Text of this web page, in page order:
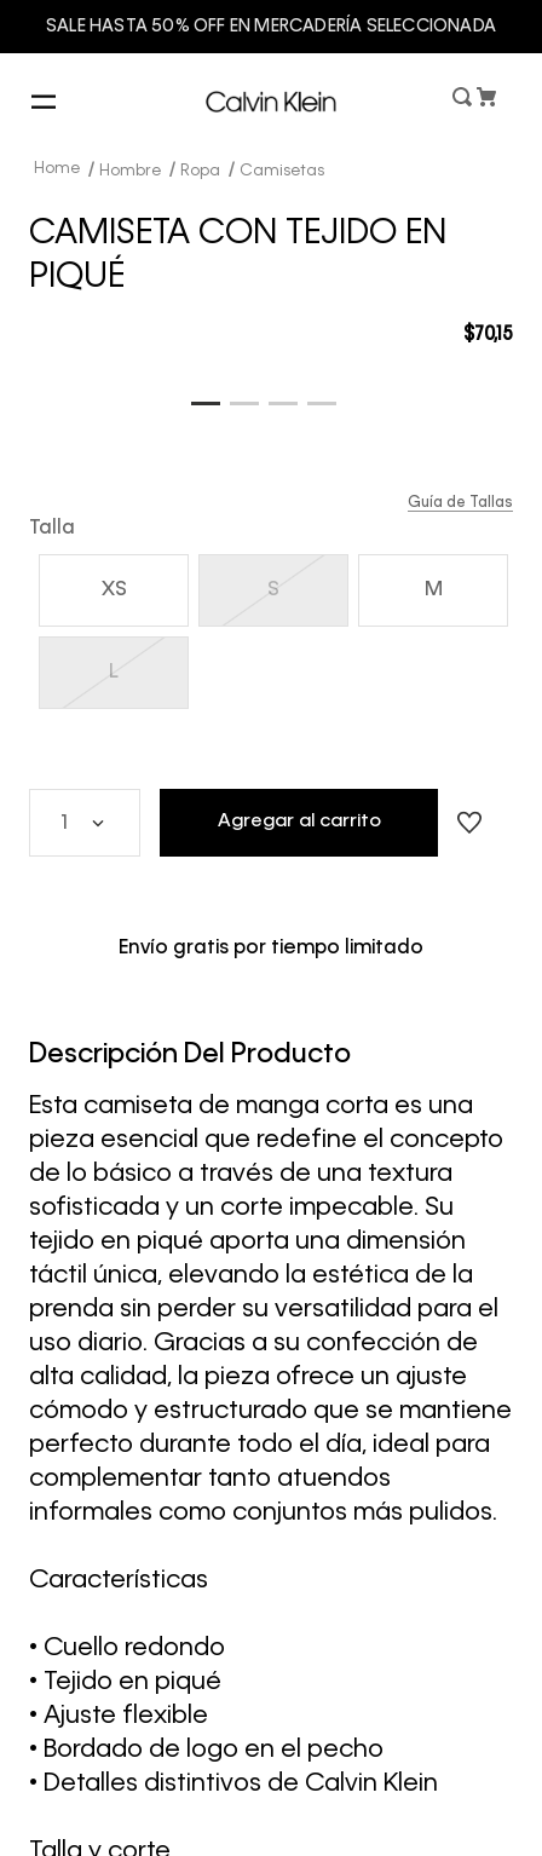
SALE HASTA 50% OFF EN MERCADERÍA SELECCIONADA
Hombre Ropa Camisetas
CAMISETA CON TEJIDO EN
PIQUÉ
$70,15
Talla
XS S M
L
Guía de Tallas
Agregar al carrito
Envío gratis por tiempo limitado
Descripción Del Producto
Esta camiseta de manga corta es una
pieza esencial que redefine el concepto
de lo básico a través de una textura
sofisticada y un corte impecable. Su
tejido en piqué aporta una dimensión
táctil única, elevando la estética de la
prenda sin perder su versatilidad para el
uso diario. Gracias a su confección de
alta calidad, la pieza ofrece un ajuste
cómodo y estructurado que se mantiene
perfecto durante todo el día, ideal para
complementar tanto atuendos
informales como conjuntos más pulidos.
Características
• Cuello redondo
• Tejido en piqué
• Ajuste flexible
• Bordado de logo en el pecho
• Detalles distintivos de Calvin Klein